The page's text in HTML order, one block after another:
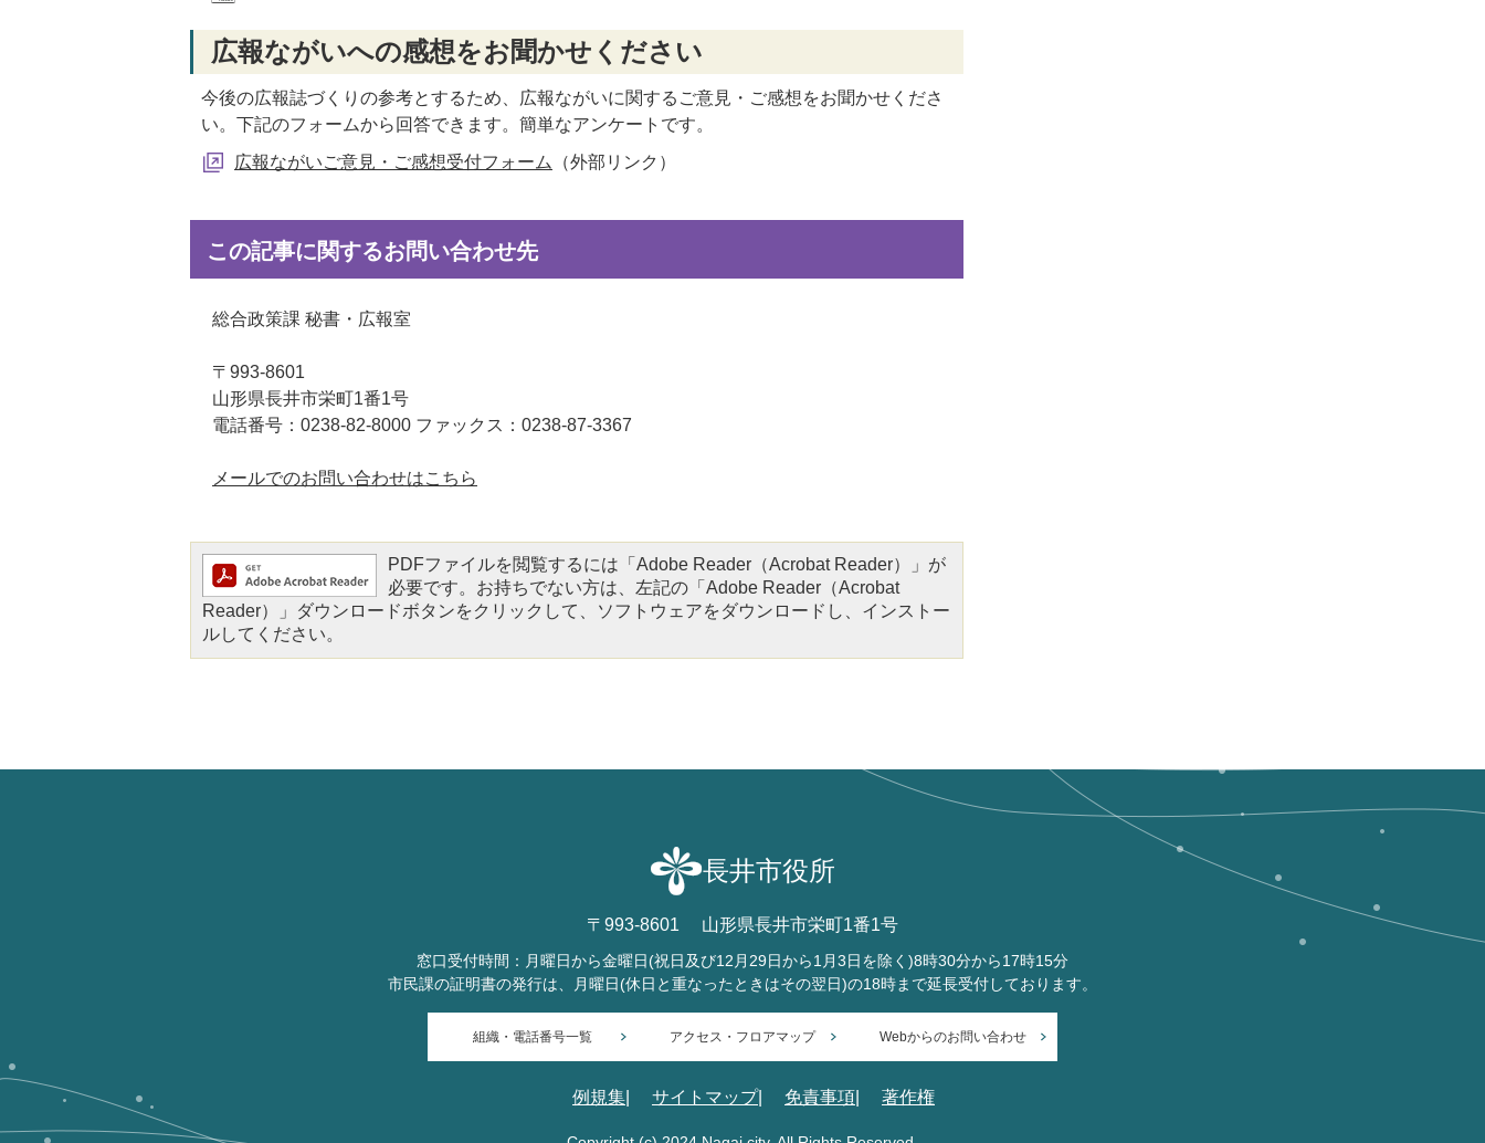
広報ながいへの感想をお聞かせください
今後の広報誌づくりの参考とするため、広報ながいに関するご意見・ご感想をお聞かせくださ
い。下記のフォームから回答できます。簡単なアンケートです。
広報ながいご意見・ご感想受付フォーム
（外部リンク）
この記事に関するお問い合わせ先
総合政策課 秘書・広報室
〒993-8601
山形県長井市栄町1番1号
電話番号：0238-82-8000 ファックス：0238-87-3367
メールでのお問い合わせはこちら
PDFファイルを閲覧するには「Adobe Reader（Acrobat Reader）」が
必要です。お持ちでない方は、左記の「Adobe Reader（Acrobat
Reader）」ダウンロードボタンをクリックして、ソフトウェアをダウンロードし、インストー
ルしてください。
長井市役所
〒993-8601 山形県長井市栄町1番1号
窓口受付時間：月曜日から金曜日(祝日及び12月29日から1月3日を除く)8時30分から17時15分
市民課の証明書の発行は、月曜日(休日と重なったときはその翌日)の18時まで延長受付しております。
組織・電話番号一覧 アクセス・フロアマップ Webからのお問い合わせ
例規集 サイトマップ 免責事項 著作権